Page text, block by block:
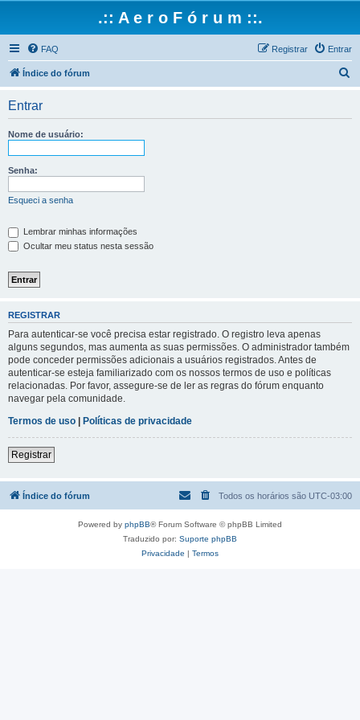
.:: A e r o F ó r u m ::.
FAQ Entrar
Registrar
Índice do fórum
Entrar
Nome de usuário:
Senha:
Esqueci a senha
Lembrar minhas informações
Ocultar meu status nesta sessão
REGISTRAR
Para autenticar-se você precisa estar registrado. O registro leva apenas
alguns segundos, mas aumenta as suas permissões. O administrador também
pode conceder permissões adicionais a usuários registrados. Antes de
autenticar-se esteja familiarizado com os nossos termos de uso e políticas
relacionadas. Por favor, assegure-se de ler as regras do fórum enquanto
navegar pela comunidade.
Termos de uso | Políticas de privacidade
Registrar
Índice do fórum Todos os horários são UTC-03:00
Powered by phpBB® Forum Software © phpBB Limited
Traduzido por: Suporte phpBB
Privacidade | Termos